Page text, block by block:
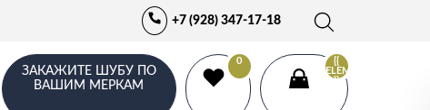
+7 (928) 347-17-18
ЗАКАЖИТЕ ШУБУ ПО
ВАШИМ МЕРКАМ
0
{{
ELEMENTS.LENGTH
}}